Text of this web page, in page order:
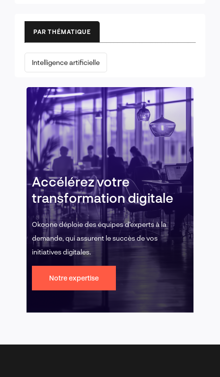
PAR THÉMATIQUE
Intelligence artificielle
Accélérez votre
transformation digitale
Okoone déploie des équipes d’experts à la
demande, qui assurent le succès de vos
initiatives digitales.
Notre expertise